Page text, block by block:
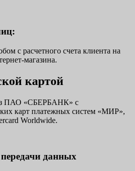
с расчетного счета клиента на
магазина.
картой
ПАО «СБЕРБАНК» с
карт платежных систем «МИР»,
Worldwide.
данных